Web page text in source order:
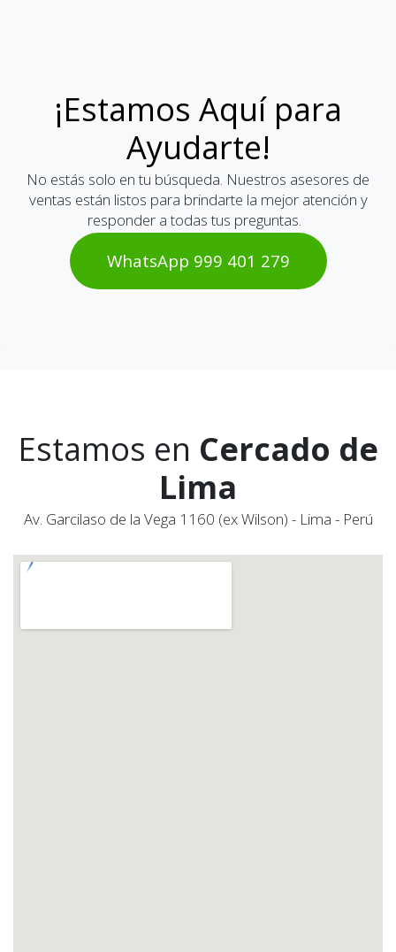
¡Estamos Aquí para
Ayudarte!
No estás solo en tu búsqueda. Nuestros asesores de
ventas están listos para brindarte la mejor atención y
responder a todas tus preguntas.
WhatsAp​​​​p 999 401 2​​79
Estamos en Cercado de
Lima
Av. Garcilaso de la Vega 1160 (ex Wilson) - Lima - Perú